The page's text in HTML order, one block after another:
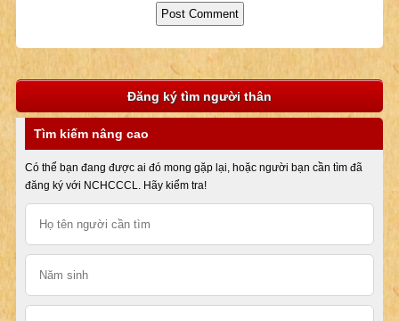
Đăng ký tìm người thân
Tìm kiếm nâng cao
Có thể bạn đang được ai đó mong gặp lại, hoặc người bạn cần tìm đã
đăng ký với NCHCCCL. Hãy kiểm tra!